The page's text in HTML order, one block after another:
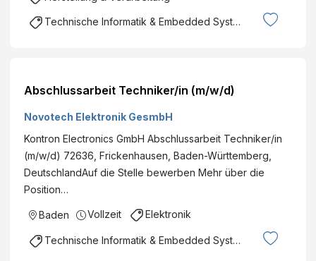
Technische Informatik & Embedded Systems
Abschlussarbeit Techniker/in (m/w/d)
Novotech Elektronik GesmbH
Kontron Electronics GmbH Abschlussarbeit Techniker/in
(m/w/d) 72636, Frickenhausen, Baden-Württemberg,
DeutschlandAuf die Stelle bewerben Mehr über die
Position…
Baden Vollzeit Elektronik
Technische Informatik & Embedded Systems